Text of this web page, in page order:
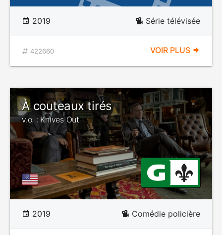
2019 Série télévisée
422660 VOIR PLUS
À couteaux tirés
v.o. : Knives Out
2019 Comédie policière